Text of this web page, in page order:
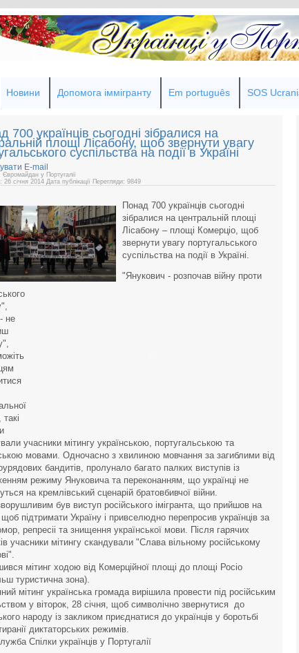
Новини Допомога іммігранту Em português SOS
700 українців сьогодні зібралися на
площі Лісабону, щоб звернути увагу
суспільства на події в Україні
E-mail
Євромайдан у Португалії
26 січня 2014 Дата публікації Перегляди: 9849
Понад 700 українців сьогодні
зібралися на центральній площі
Лісабону – площі Комерціо, щоб
звернути увагу португальського
суспільства на події в Україні.
"Янукович - розпочав війну проти
не
учасники мітингу українською, португальською та
мовами. Одночасно з хвилиною мовчання за загиблими від
бандитів, пролунало багато палких виступів із
режиму Януковича та переконанням, що українці не
на кремлівський сценарій братовбивчої війни.
був виступ російського імігранта, що прийшов на
щоб підтримати Україну і привселюдно перепросив українців за
репресіі та знищення української мови. Після гарячих
учасники мітингу скандували "Слава вільному російському
мітинг ходою від Комерційної площі до площі Росіо
туристична зона).
мітинг українська громада вирішила провести під російським
у віторок, 28 січня, щоб символічно звернутися до
народу із закликом приєднатися до українців у боротьбі
диктаторських режимів.
Спілки українців у Португалії